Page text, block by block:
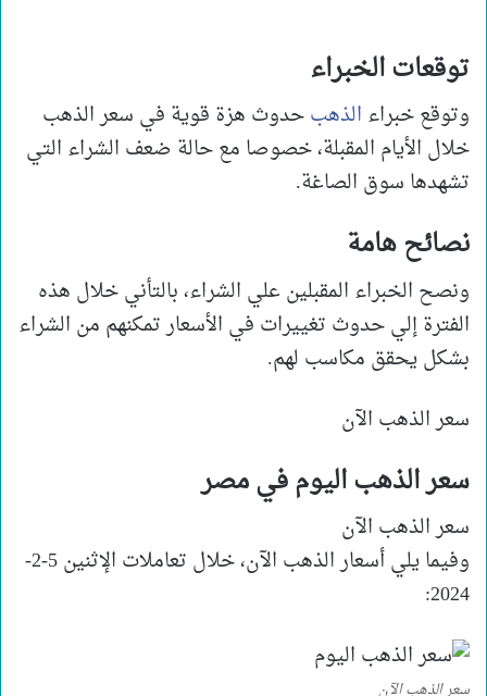
توقعات الخبراء
وتوقع خبراء الذهبحدوث هزة قوية في سعر الذهب
خلال الأيام المقبلة، خصوصا مع حالة ضعف الشراء التي
تشهدها سوق الصاغة.
نصائح هامة
ونصح الخبراء المقبلين علي الشراء، بالتأني خلال هذه
الفترة إلي حدوث تغييرات في الأسعار تمكنهم من الشراء
بشكل يحقق مكاسب لهم.
سعر الذهب الآن
سعر الذهب اليوم في مصر
سعر الذهب الآن
وفيما يلي أسعار الذهب الآن، خلال تعاملات الإثنين 5-2-
2024:
سعر الذهب الآن